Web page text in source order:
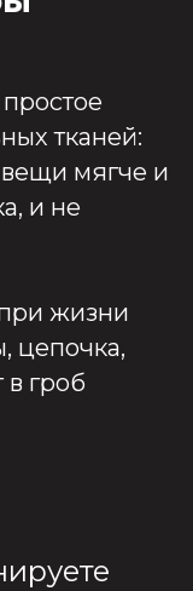
тканей:
вещи мягче и
и не
жизни
цепочка,
в гроб